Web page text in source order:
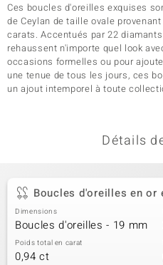
Ces boucles d'oreilles exquises
de Ceylan de taille ovale
carats. Accentués par 22
rehaussent n'importe quel look
occasions formelles ou pour
une tenue de tous les jours, ces
un ajout intemporel à toute
Détails
Boucles d'oreilles en or
Dimensions
Boucles d'oreilles - 19 mm
Poids total en carat
0,94 ct